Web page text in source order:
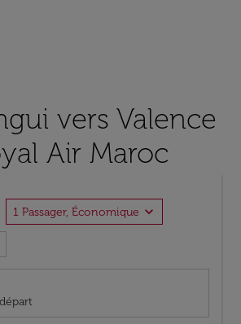
vers Valence
Air Maroc
1 Passager, Économique expand_more